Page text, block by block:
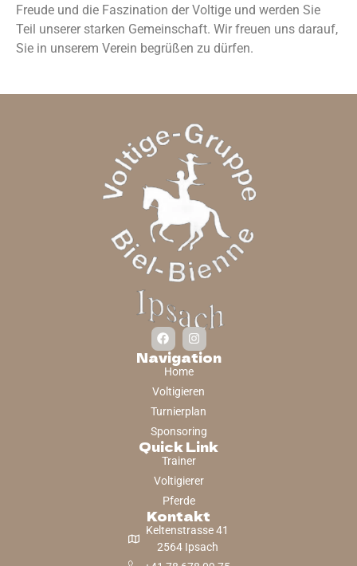
Freude und die Faszination der Voltige und werden Sie
Teil unserer starken Gemeinschaft. Wir freuen uns darauf,
Sie in unserem Verein begrüßen zu dürfen.
Navigation
Home
Voltigieren
Turnierplan
Sponsoring
Quick Link
Trainer
Voltigierer
Pferde
Kontakt
Keltenstrasse 41
2564 Ipsach